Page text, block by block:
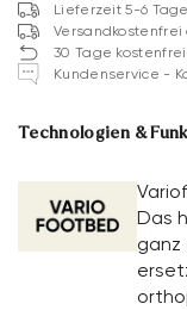
Lieferzeit 5-6
Versandkostenfrei
30 Tage
Kundenservice -
Technologien &
Das
ganz